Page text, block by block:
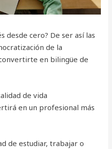
desde cero? De ser así las
de la
en bilingüe de
de vida
en un profesional más
de estudiar, trabajar o